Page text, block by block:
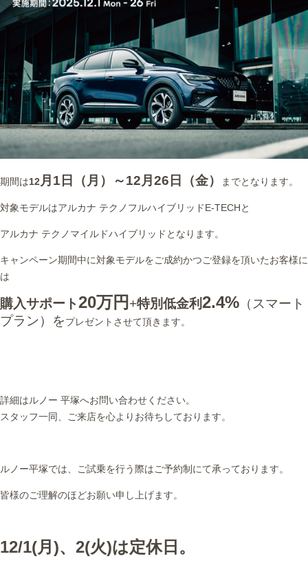
期間は12月1日（月）～12月26日（金） までとなります。
対象モデルはアルカナ テクノフルハイブリッドE-TECHと
アルカナ テクノマイルドハイブリッドとなります。
キャンペーン期間中に対象モデルをご成約かつご登録を頂いたお客様に
は
購入サポート20万円 +特別低金利2.4%（スマート
プラン）をプレゼントさせて頂きます。
詳細はルノー 平塚へお問い合わせください。
スタッフ一同、ご来店を心よりお待ちしております。
ルノー平塚では、ご試乗を行う際はご予約制にて承っております。
皆様のご理解のほどお願い申し上げます。
12/1(月)、2(火)は定休日。